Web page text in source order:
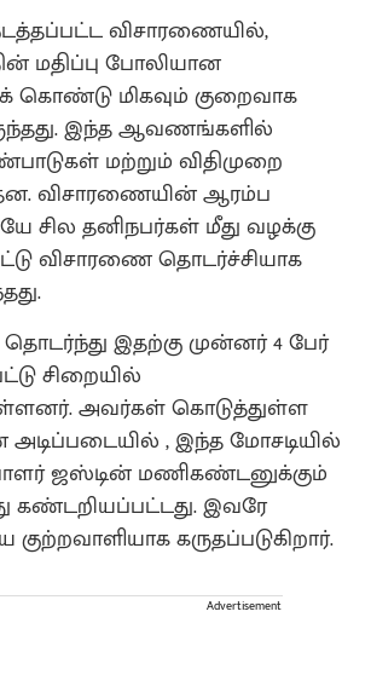
நடத்தப்பட்ட விசாரணையில்,
மதிப்பு போலியான
மிகவும் குறைவாக
இந்த ஆவணங்களில்
மற்றும் விதிமுறை
விசாரணையின் ஆரம்ப
சில தனிநபர்கள் மீது வழக்கு
விசாரணை தொடர்ச்சியாக
இதற்கு முன்னர் 4 பேர்
சிறையில்
அவர்கள் கொடுத்துள்ள
அடிப்படையில் , இந்த மோசடியில்
ஜஸ்டின் மணிகண்டனுக்கும்
கண்டறியப்பட்டது. இவரே
குற்றவாளியாக கருதப்படுகிறார்.
Advertisement